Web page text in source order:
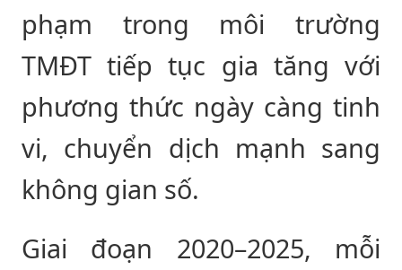
phạm trong môi trường
TMĐT tiếp tục gia tăng với
phương thức ngày càng tinh
vi, chuyển dịch mạnh sang
không gian số.
Giai đoạn 2020–2025, mỗi